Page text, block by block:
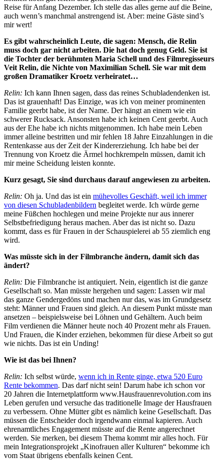
Reise für Anfang Dezember. Ich stelle das alles gerne auf die Beine,
auch wenn’s manchmal anstrengend ist. Aber: meine Gäste sind’s
mir wert!
Es gibt wahrscheinlich Leute, die sagen: Mensch, die Relin
muss doch gar nicht arbeiten. Die hat doch genug Geld. Sie ist
die Tochter der berühmten Maria Schell und des Filmregisseurs
Veit Relin, die Nichte von Maximilian Schell. Sie war mit dem
großen Dramatiker Kroetz verheiratet…
Relin: Ich kann Ihnen sagen, dass das reines Schubladendenken ist.
Das ist grauenhaft! Das Einzige, was ich von meiner prominenten
Familie geerbt habe, ist der Name. Der hängt an einem wie ein
schwerer Rucksack. Ansonsten habe ich keinen Cent geerbt. Auch
aus der Ehe habe ich nichts mitgenommen. Ich habe mein Leben
immer alleine bestritten und mir fehlen 18 Jahre Einzahlungen in die
Rentenkasse aus der Zeit der Kindererziehung. Ich habe bei der
Trennung von Kroetz die Ärmel hochkrempeln müssen, damit ich
mir meine Scheidung leisten konnte.
Kurz gesagt, Sie sind durchaus darauf angewiesen zu arbeiten.
Relin: Oh ja. Und das ist ein mühevolles Geschäft, weil ich immer
von diesen Schubladenbildern begleitet werde. Ich würde gerne
meine Füßchen hochlegen und meine Projekte nur aus innerer
Selbstbefriedigung heraus machen. Aber das ist nicht so. Dazu
kommt, dass es für Frauen in der Schauspielerei ab 55 ziemlich eng
wird.
Was müsste sich in der Filmbranche ändern, damit sich das
ändert?
Relin: Die Filmbranche ist antiquiert. Nein, eigentlich ist die ganze
Gesellschaft so. Man müsste hergehen und sagen: Lassen wir mal
das ganze Gendergedöns und machen nur das, was im Grundgesetz
steht: Männer und Frauen sind gleich. An diesem Punkt müsste man
ansetzen – beispielsweise bei Löhnen und Gehältern. Auch beim
Film verdienen die Männer heute noch 40 Prozent mehr als Frauen.
Und Frauen, die Kinder erziehen, bekommen für diese Arbeit so gut
wie nichts. Das ist ein Unding!
Wie ist das bei Ihnen?
Relin: Ich selbst würde, wenn ich in Rente ginge, etwa 520 Euro
Rente bekommen. Das darf nicht sein! Darum habe ich schon vor
20 Jahren die Internetplattform www.Hausfrauenrevolution.com ins
Leben gerufen und versuche das traditionelle Image der Hausfrauen
zu verbessern. Ohne Mütter gibt es nämlich keine Gesellschaft. Das
müssen die Entscheider doch irgendwann einmal kapieren. Auch
ehrenamtliches Engagement müsste auf die Rente angerechnet
werden. Sie merken, bei diesem Thema kommt mir alles hoch. Für
mein Integrationsprojekt „Kinofrauen aller Kulturen“ bekomme ich
vom Staat übrigens ebenfalls keinen Cent.